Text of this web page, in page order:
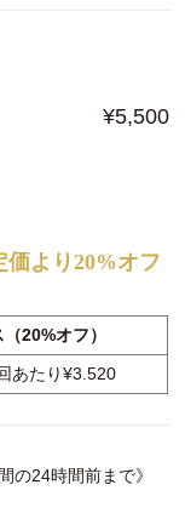
¥5,500
価より20%オフ
20%オフ）
あたり¥3.520
の24時間前まで》